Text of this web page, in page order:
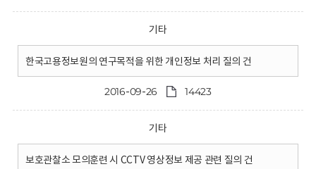
기타
한국고용정보원의 연구목적을 위한 개인정보 처리 질의 건
2016-09-26 14423
기타
보호관찰소 모의훈련 시 CCTV 영상정보 제공 관련 질의 건